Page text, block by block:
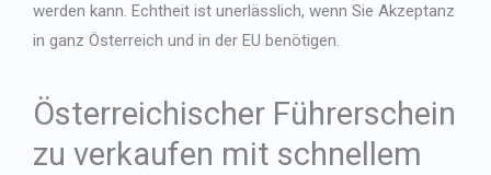
werden kann. Echtheit ist unerlässlich, wenn Sie Akzeptanz
in ganz Österreich und in der EU benötigen.
Österreichischer Führerschein
zu verkaufen mit schnellem